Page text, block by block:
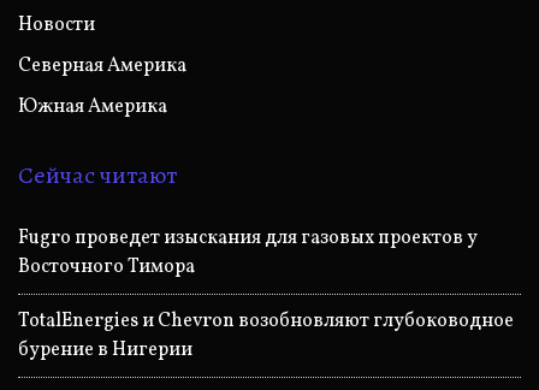
Новости
Северная Америка
Южная Америка
Сейчас читают
Fugro проведет изыскания для газовых проектов у
Восточного Тимора
TotalEnergies и Chevron возобновляют глубоководное
бурение в Нигерии